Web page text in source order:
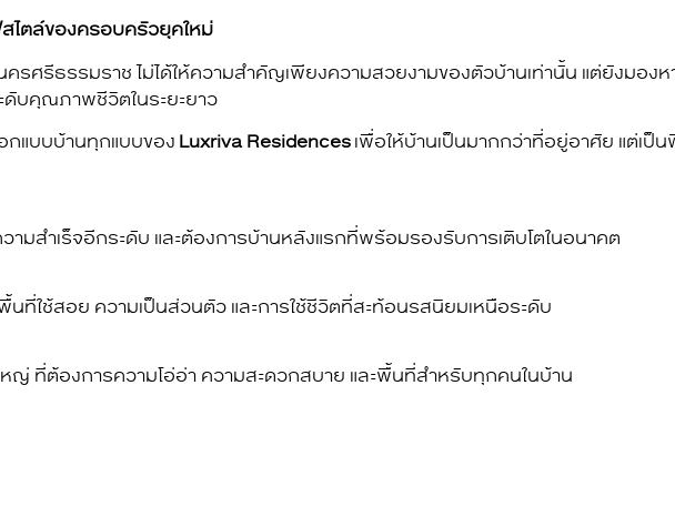
ไตล์ของครอบครัวยุคใหม่
รศรีธรรมราช ไม่ได้ให้ความสำคัญเพียงความสวยงามของตัวบ้านเท่านั้น แต่ยังมอ
บคุณภาพชีวิตในระยะยาว
กแบบบ้านทุกแบบของ Luxriva Residencesเพื่อให้บ้านเป็นมากกว่าที่อยู่อาศัย แต่เ
มสำเร็จอีกระดับ และต้องการบ้านหลังแรกที่พร้อมรองรับการเติบโตในอนาคต
ใช้สอย ความเป็นส่วนตัว และการใช้ชีวิตที่สะท้อนรสนิยมเหนือระดับ
ที่ต้องการความโอ่อ่า ความสะดวกสบาย และพื้นที่สำหรับทุกคนในบ้าน